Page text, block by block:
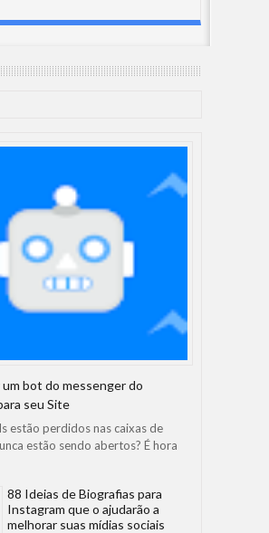
um bot do messenger do
seu Site
estão perdidos nas caixas de
estão sendo abertos? É hora
88 Ideias de Biografias para
Instagram que o ajudarão a
melhorar suas mídias sociais